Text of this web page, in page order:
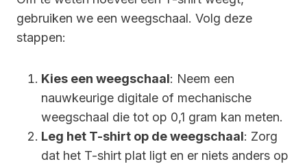
gebruiken we een weegschaal. Volg deze
stappen:
Kies een weegschaal: Neem een
nauwkeurige digitale of mechanische
weegschaal die tot op 0,1 gram kan meten.
Leg het T-shirt op de weegschaal: Zorg
dat het T-shirt plat ligt en er niets anders op